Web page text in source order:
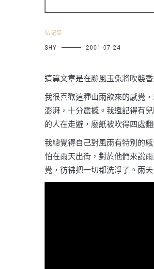
私記事
SHY 2001-07-24
這篇文章是在颱風玉兔將吹襲
我很喜歡這種山雨欲來的感覺
澎湃，十分震撼。我還記得有
的人在走避，廢紙被吹得四處
我總覺得自己對風雨有特別的
怕在雨天出街，對於他們來說
覺，彷彿把一切都洗淨了。雨